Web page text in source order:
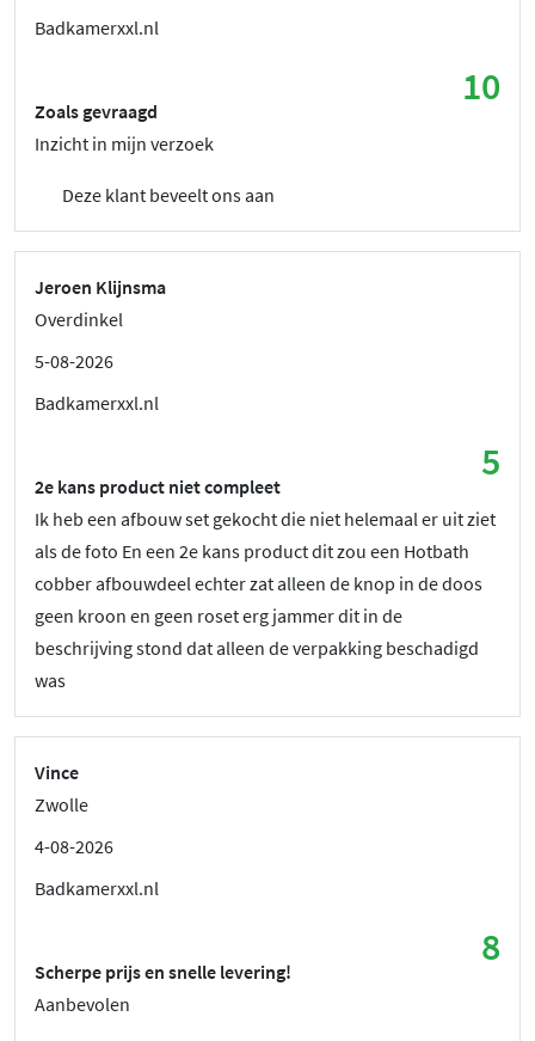
Badkamerxxl.nl
10
Zoals gevraagd
Inzicht in mijn verzoek
Deze klant beveelt ons aan
Jeroen Klijnsma
Overdinkel
5-08-2026
Badkamerxxl.nl
5
2e kans product niet compleet
Ik heb een afbouw set gekocht die niet helemaal er uit ziet
als de foto En een 2e kans product dit zou een Hotbath
cobber afbouwdeel echter zat alleen de knop in de doos
geen kroon en geen roset erg jammer dit in de
beschrijving stond dat alleen de verpakking beschadigd
was
Vince
Zwolle
4-08-2026
Badkamerxxl.nl
8
Scherpe prijs en snelle levering!
Aanbevolen